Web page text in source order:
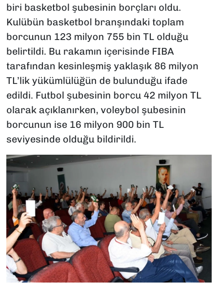
biri basketbol şubesinin borçları oldu.
Kulübün basketbol branşındaki toplam
borcunun 123 milyon 755 bin TL olduğu
belirtildi. Bu rakamın içerisinde FIBA
tarafından kesinleşmiş yaklaşık 86 milyon
TL’lik yükümlülüğün de bulunduğu ifade
edildi. Futbol şubesinin borcu 42 milyon TL
olarak açıklanırken, voleybol şubesinin
borcunun ise 16 milyon 900 bin TL
seviyesinde olduğu bildirildi.